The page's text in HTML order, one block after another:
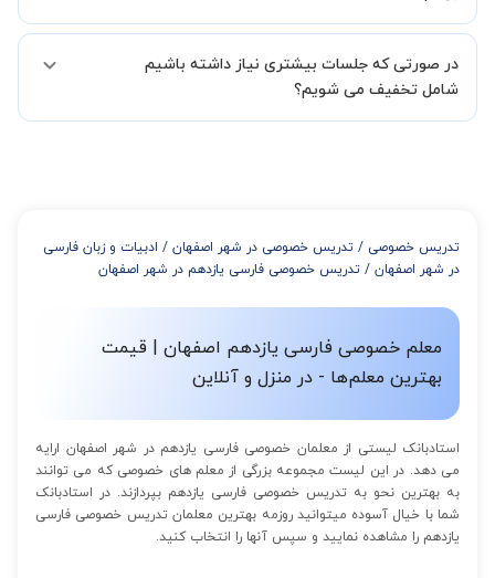
همچنین میتوانید درخواست خود را از طریق تماس مستقیم با شماره
مدرس مشخص کند ابتدا باید جلسه اول کلاس درس شما با مدرس برگزار
شود تا با توجه به سطح شما و خواسته شما مدرس اعلام کنند که تقریبا
در صورتی که جلسات بیشتری نیاز داشته باشیم
شامل تخفیف می شویم؟
از 12 تا 15 جلسه: 7% تخفیف
از 16 تا 100 جلسه: 9% تخفیف
تدریس خصوصی / تدریس خصوصی در شهر اصفهان / ادبیات و زبان فارسی
در شهر اصفهان / تدریس خصوصی فارسی یازدهم در شهر اصفهان
معلم خصوصی فارسی یازدهم اصفهان | قیمت
بهترین معلم‌ها - در منزل و آنلاین
استادبانک لیستی از معلمان خصوصی فارسی یازدهم در شهر اصفهان ارایه
می دهد. در این لیست مجموعه بزرگی از معلم های خصوصی که می توانند
به بهترین نحو به تدریس خصوصی فارسی یازدهم بپردازند. در استادبانک
شما با خیال آسوده میتوانید روزمه بهترین معلمان تدریس خصوصی فارسی
یازدهم را مشاهده نمایید و سپس آنها را انتخاب کنید.